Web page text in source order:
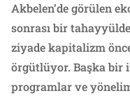
Akbelen’de görülen
sonrası bir
ziyade kapitalizm
örgütlüyor. Başka bir
programlar ve